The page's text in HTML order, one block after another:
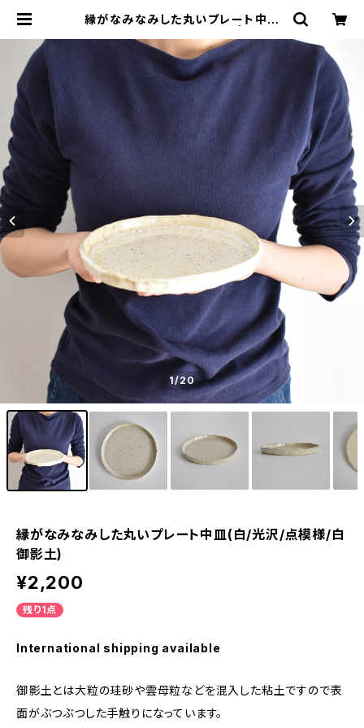
縁がなみなみした丸いプレート中皿
e aimer trip（シェリ エメ トリップ）
ONLINE STORE
1/20
縁がなみなみした丸いプレート中皿(白/光沢/点模様/白
御影土)
¥2,200
残り1点
International shipping available
御影土とは大粒の珪砂や雲母粒などを混入した粘土ですので表
面がぶつぶつした手触りになっています。